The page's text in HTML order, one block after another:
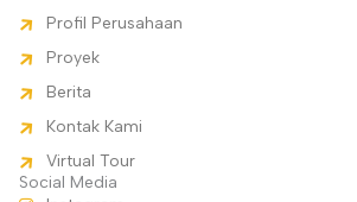
Profil Perusahaan
Proyek
Berita
Kontak Kami
Virtual Tour
Social Media